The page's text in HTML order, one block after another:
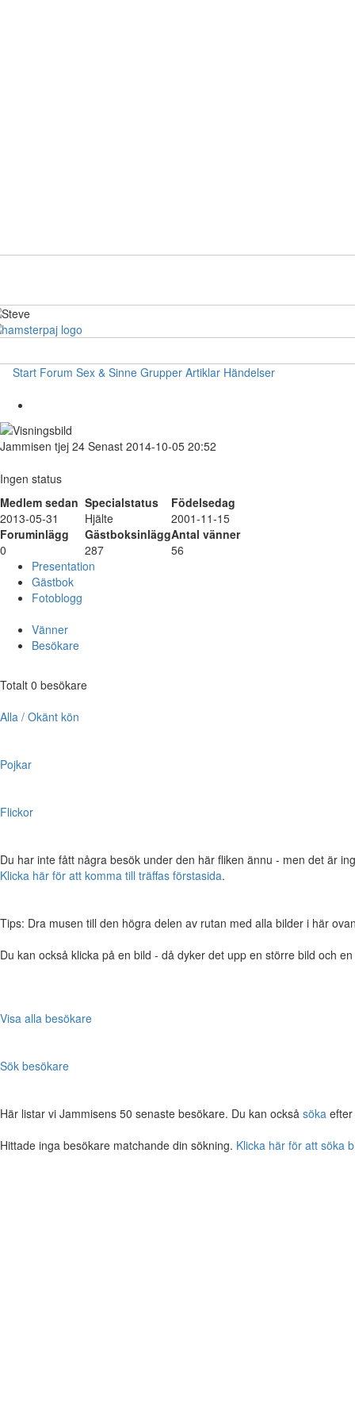
Start Forum Sex & Sinne Grupper Artiklar Händelser
Jammisen tjej 24 Senast 2014-10-05 20:52
Ingen status
Medlem sedan Specialstatus
Födelsedag
2013-05-31
Hjälte
2001-11-15
Foruminlägg
GästboksinläggAntal vänner
0
287
56
Presentation
Gästbok
Fotoblogg
Vänner
Besökare
Totalt 0 besökare
Alla / Okänt kön
Pojkar
Flickor
Du har inte fått några besök under den här fliken ännu - men det är
Klicka här för att komma till träffas förstasida.
Tips: Dra musen till den högra delen av rutan med alla bilder i här
Du kan också klicka på en bild - då dyker det upp en större bild och
Visa alla besökare
Sök besökare
Här listar vi Jammisens 50 senaste besökare. Du kan också söka
Hittade inga besökare matchande din sökning. Klicka här för att söka